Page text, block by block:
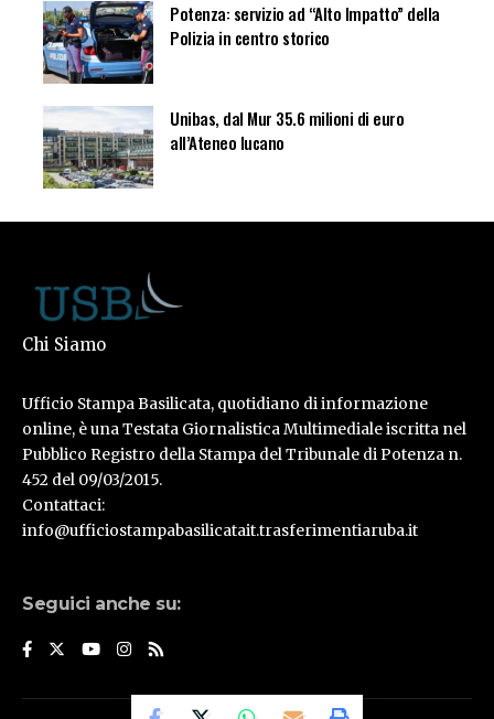
Potenza: servizio ad “Alto Impatto” della
Polizia in centro storico
Unibas, dal Mur 35.6 milioni di euro
all’Ateneo lucano
Chi Siamo
Ufficio Stampa Basilicata, quotidiano di informazione
online, è una Testata Giornalistica Multimediale iscritta nel
Pubblico Registro della Stampa del Tribunale di Potenza n.
452 del 09/03/2015.
Contattaci:
info@ufficiostampabasilicatait.trasferimentiaruba.it
Seguici anche su: